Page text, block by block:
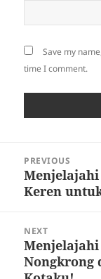
Save my
time I comment.
navigation
PREVIOUS
Previous
post:
Menjelajahi
Keren
NEXT
Next
post:
Nongkrong